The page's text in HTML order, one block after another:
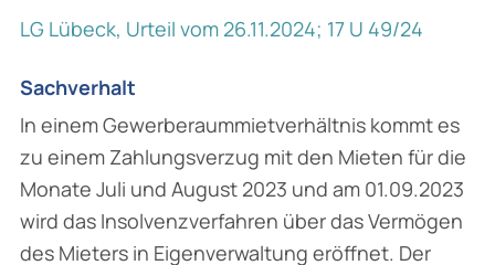
LG Lübeck, Urteil vom 26.11.2024; 17 U 49/24
Sachverhalt
In einem Gewerberaummietverhältnis kommt es
zu einem Zahlungsverzug mit den Mieten für die
Monate Juli und August 2023 und am 01.09.2023
wird das Insolvenzverfahren über das Vermögen
des Mieters in Eigenverwaltung eröffnet. Der